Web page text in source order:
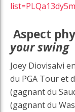
Aspect
your swing
Joey Diovisalvi
du PGA Tour et
(gagnant du
(gagnant du